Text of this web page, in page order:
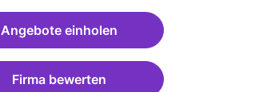
Angebote einholen
Firma bewerten